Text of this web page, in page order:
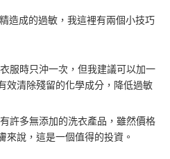
造成的過敏，我這裡有兩個小技巧
服時只沖一次，但我建議可以加一
效清除殘留的化學成分，降低過敏
許多無添加的洗衣產品，雖然價格
來說，這是一個值得的投資。